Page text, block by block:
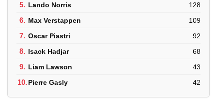
5. Lando Norris 128
6. Max Verstappen 109
7. Oscar Piastri 92
8. Isack Hadjar 68
9. Liam Lawson 43
10.Pierre Gasly 42